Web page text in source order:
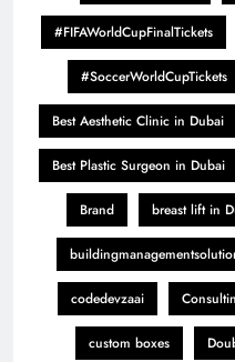
#FIFAWorldCupFinalTickets
#SoccerWorldCupTickets
Best Aesthetic Clinic in Dubai
Best Plastic Surgeon in Dubai
Brand breast lift in
codedevzaai
custom boxes